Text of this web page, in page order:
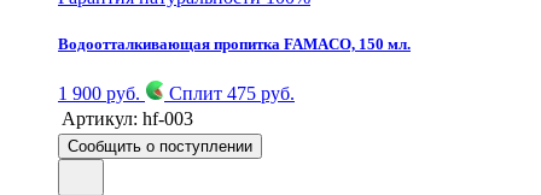
Водоотталкивающая пропитка FAMACO, 150 мл.
1 900 руб.
Сплит 475 руб.
Артикул: hf-003
Сообщить о поступлении